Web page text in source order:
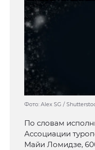
Фото: Alex SG /
По словам
Ассоциации
Майи Ломидзе,